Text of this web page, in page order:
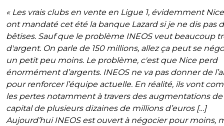
« Les vrais clubs en vente en Ligue 1, évidemment
ont mandaté cet été la banque Lazard si je ne dis pas
bêtises. Sauf que le problème INEOS veut beaucoup
d'argent. On parle de 150 millions, allez ça peut se
un petit peu moins. Le problème, c'est que Nice perd
énormément d’argents. INEOS ne va pas donner de
pour renforcer l’équipe actuelle. En réalité, ils vont
les pertes notamment à travers des augmentations de
capital de plusieurs dizaines de millions d’euros […]
Aujourd’hui INEOS est ouvert à négocier pour moins,